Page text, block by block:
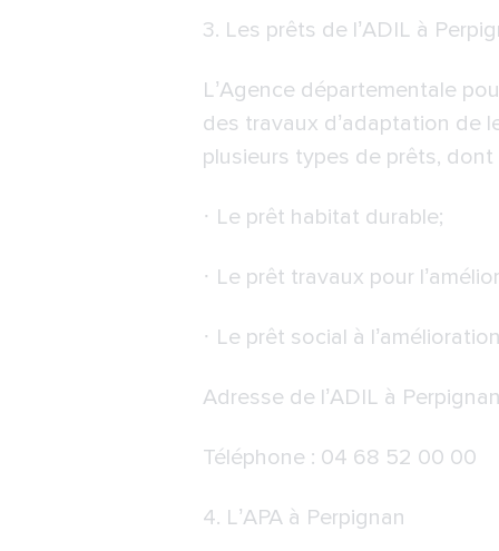
3. Les prêts de l’ADIL à
L’Agence départementale
des travaux d’adaptation de
plusieurs types de prêts, dont
· Le prêt habitat durable;
· Le prêt travaux pour
· Le prêt social à
Adresse de l’ADIL à
Téléphone : 04 68 52 00 00
4. L’APA à Perpignan